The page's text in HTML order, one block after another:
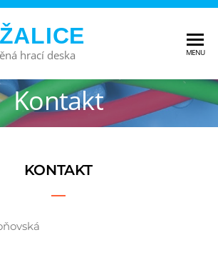
hrací deska MENU
Kontakt
KONTAKT